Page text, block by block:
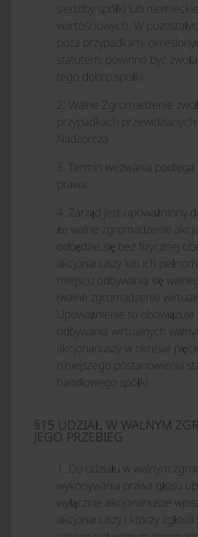
siedziby spółki lub
wartościowych. W
poza przypadkami
statutem, powinno być
tego dobro spółki.
2. Walne Zgromadzenie
przypadkach przewidzianych
Nadzorcza.
3. Termin wezwania
prawa.
4. Zarząd jest upoważniony
że walne zgromadzenie
odbędzie się bez fizycznej
akcjonariuszy lub ich
miejscu odbywania się
(walne zgromadzenie
Upoważnienie to
odbywania wirtualnych
akcjonariuszy w okresie
niniejszego postanowienia
handlowego spółki.
§15 UDZIAŁ W WALNYM
JEGO PRZEBIEG
1. Do udziału w walnym
wykonywania prawa głosu
wyłącznie akcjonariusze
akcjonariuszy i którzy zgłosili